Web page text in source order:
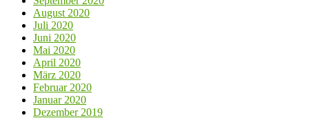
August 2020
Juli 2020
Juni 2020
Mai 2020
April 2020
März 2020
Februar 2020
Januar 2020
Dezember 2019